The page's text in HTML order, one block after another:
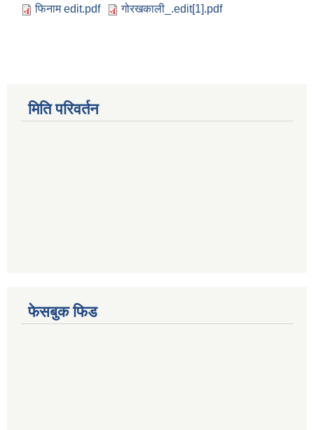
फिनाम edit.pdf
गोरखकाली_.edit[1].pdf
मिति परिवर्तन
फेसबुक फिड